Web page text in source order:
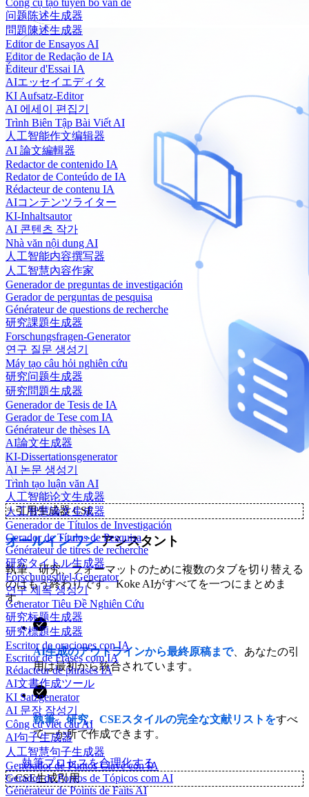
Công cụ tạo tuyên bố vấn đề
问题陈述生成器
問題陳述生成器
Editor de Ensayos AI
Editor de Redação de IA
Éditeur d'Essai IA
AIエッセイエディタ
KI Aufsatz-Editor
AI 에세이 편집기
Trình Biên Tập Bài Viết AI
人工智能作文编辑器
AI 論文編輯器
Redactor de contenido IA
Redator de Conteúdo de IA
Rédacteur de contenu IA
AIコンテンツライター
KI-Inhaltsautor
AI 콘텐츠 작가
Nhà văn nội dung AI
人工智能内容撰写器
人工智慧內容作家
Generador de preguntas de investigación
Gerador de perguntas de pesquisa
Générateur de questions de recherche
研究課題生成器
Forschungsfragen-Generator
연구 질문 생성기
Máy tạo câu hỏi nghiên cứu
研究问题生成器
研究問題生成器
Generador de Tesis de IA
Gerador de Tese com IA
Générateur de thèses IA
AI論文生成器
KI-Dissertationsgenerator
AI 논문 생성기
Trình tạo luận văn AI
人工智能论文生成器
人工智慧論文生成器
Generador de Títulos de Investigación
Gerador de Títulos de Pesquisa
Générateur de titres de recherche
研究タイトル生成器
Forschungstitel-Generator
연구 제목 생성기
Generator Tiêu Đề Nghiên Cứu
研究标题生成器
研究標題生成器
Escritor de oraciones con IA
Escritor de Frases com IA
Rédacteur de phrases IA
AI文書作成ツール
KI Satzgenerator
AI 문장 작성기
Công cụ viết câu AI
AI句子生成器
人工智慧句子生成器
Generador de Puntos Clave con IA
Gerador de Pontos de Tópicos com AI
Générateur de Points de Faits AI
✨引用生成器 CSE
オールインワンアシスタント
執筆、研究、フォーマットのために複数のタブを切り替える
のはもう終わりです。Koke AIがすべてを一つにまとめま
す。
AI生成のアウトラインから最終原稿まで、あなたの引
用は最初から統合されています。
執筆、研究、CSEスタイルの完全な文献リストをすべ
て一か所で作成できます。
執筆プロセスを合理化する
✨CSE生成引用